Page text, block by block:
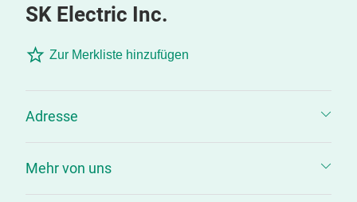
SK Electric Inc.
Zur Merkliste hinzufügen
Adresse
Mehr von uns